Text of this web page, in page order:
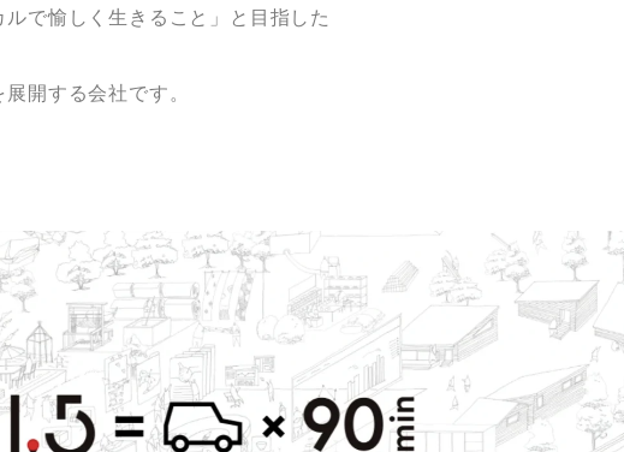
で愉しく生きること」と目指した
開する会社です。